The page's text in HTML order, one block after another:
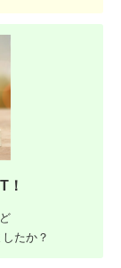
！
たか？